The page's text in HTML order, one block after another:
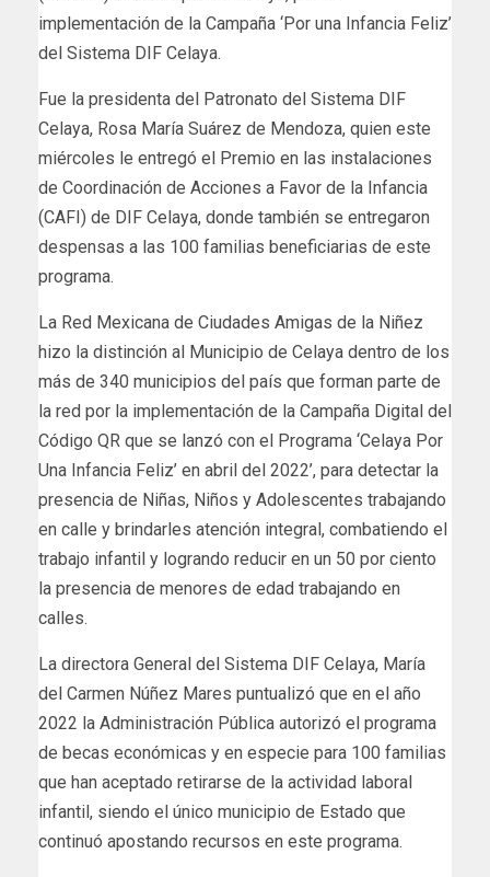
implementación de la Campaña ‘Por una Infancia Feliz’
del Sistema DIF Celaya.
Fue la presidenta del Patronato del Sistema DIF
Celaya, Rosa María Suárez de Mendoza, quien este
miércoles le entregó el Premio en las instalaciones
de Coordinación de Acciones a Favor de la Infancia
(CAFI) de DIF Celaya, donde también se entregaron
despensas a las 100 familias beneficiarias de este
programa.
La Red Mexicana de Ciudades Amigas de la Niñez
hizo la distinción al Municipio de Celaya dentro de los
más de 340 municipios del país que forman parte de
la red por la implementación de la Campaña Digital del
Código QR que se lanzó con el Programa ‘Celaya Por
Una Infancia Feliz’ en abril del 2022’, para detectar la
presencia de Niñas, Niños y Adolescentes trabajando
en calle y brindarles atención integral, combatiendo el
trabajo infantil y logrando reducir en un 50 por ciento
la presencia de menores de edad trabajando en
calles.
La directora General del Sistema DIF Celaya, María
del Carmen Núñez Mares puntualizó que en el año
2022 la Administración Pública autorizó el programa
de becas económicas y en especie para 100 familias
que han aceptado retirarse de la actividad laboral
infantil, siendo el único municipio de Estado que
continuó apostando recursos en este programa.